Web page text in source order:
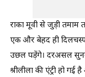
राका मूवी से जुड़ी
एक और बेहद ही
उछल पड़ेंगे। दरअसल सुनने
श्रीलीला की एंट्री हो